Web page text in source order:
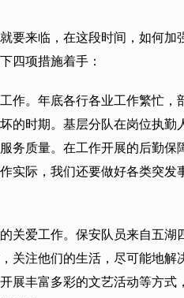
要来临，在这段时间，如何
四项措施着手：
作。年底各行各业工作繁忙
的时期。基层分队在岗位执
务质量。在工作开展的后勤
实际，我们还要做好各类突
关爱工作。保安队员来自五
关注他们的生活，尽可能地
展丰富多彩的文艺活动等方